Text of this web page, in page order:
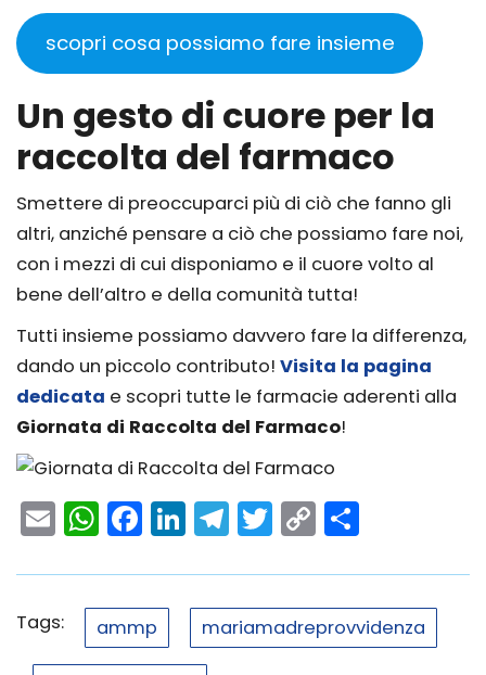
scopri cosa possiamo fare insieme
Un gesto di cuore per la
raccolta del farmaco
Smettere di preoccuparci più di ciò che fanno gli
altri, anziché pensare a ciò che possiamo fare noi,
con i mezzi di cui disponiamo e il cuore volto al
bene dell’altro e della comunità tutta!
Tutti insieme possiamo davvero fare la differenza,
dando un piccolo contributo! Visita la pagina
dedicata e scopri tutte le farmacie aderenti alla
Giornata di Raccolta del Farmaco!
EmailWhatsApp
Facebook
LinkedIn
Telegram
Twitter
Copy
Tags: ammp mariamadreprovvidenza